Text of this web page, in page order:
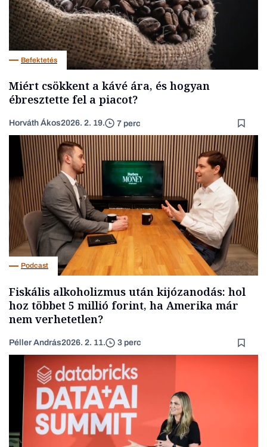
Befektetés
Miért csökkent a kávé ára, és hogyan
ébresztette fel a piacot?
Horváth Ákos2026. 2. 19. 7 perc
Podcast
Fiskális alkoholizmus után kijózanodás: hol
hoz többet 5 millió forint, ha Amerika már
nem verhetetlen?
Péller András2026. 2. 11. 3 perc